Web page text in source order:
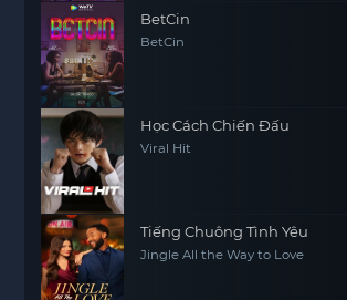
BetCin
BetCin
Học Cách Chiến Đấu
Viral Hit
Tiếng Chuông Tình Yêu
Jingle All the Way to Love